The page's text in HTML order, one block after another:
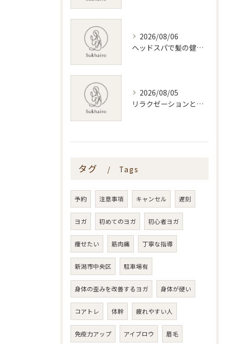
2026/08/06
ヘッドスパで髪の健康を叶える新潟県新潟市おすすめ活用術
2026/08/05
リラクゼーションと新潟県のリンパマッサージ効果と料金相場を体験前に知る安心ガイド
タグ Tags
予約 注意事項 キャンセル 遅刻
ヨガ 初めてのヨガ 初心者ヨガ
痩せたい 筋肉痛 丁寧な指導
新潟市中央区 駐車場有
身体の歪みを改善するヨガ 身体が硬い
コアトレ 体幹 疲れやすい人
免疫力アップ アイブロウ 眉毛